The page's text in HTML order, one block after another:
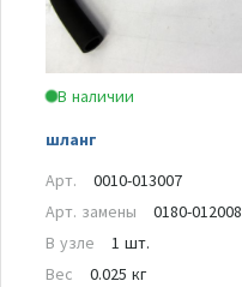
В наличии
шланг
Арт.
0010-013007
Арт. замены
0180-012008
В узле
1 шт.
Вес
0.025 кг